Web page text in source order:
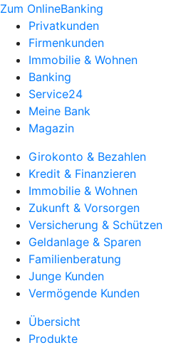
Zum OnlineBanking
Privatkunden
Firmenkunden
Immobilie & Wohnen
Banking
Service24
Meine Bank
Magazin
Girokonto & Bezahlen
Kredit & Finanzieren
Immobilie & Wohnen
Zukunft & Vorsorgen
Versicherung & Schützen
Geldanlage & Sparen
Familienberatung
Junge Kunden
Vermögende Kunden
Übersicht
Produkte